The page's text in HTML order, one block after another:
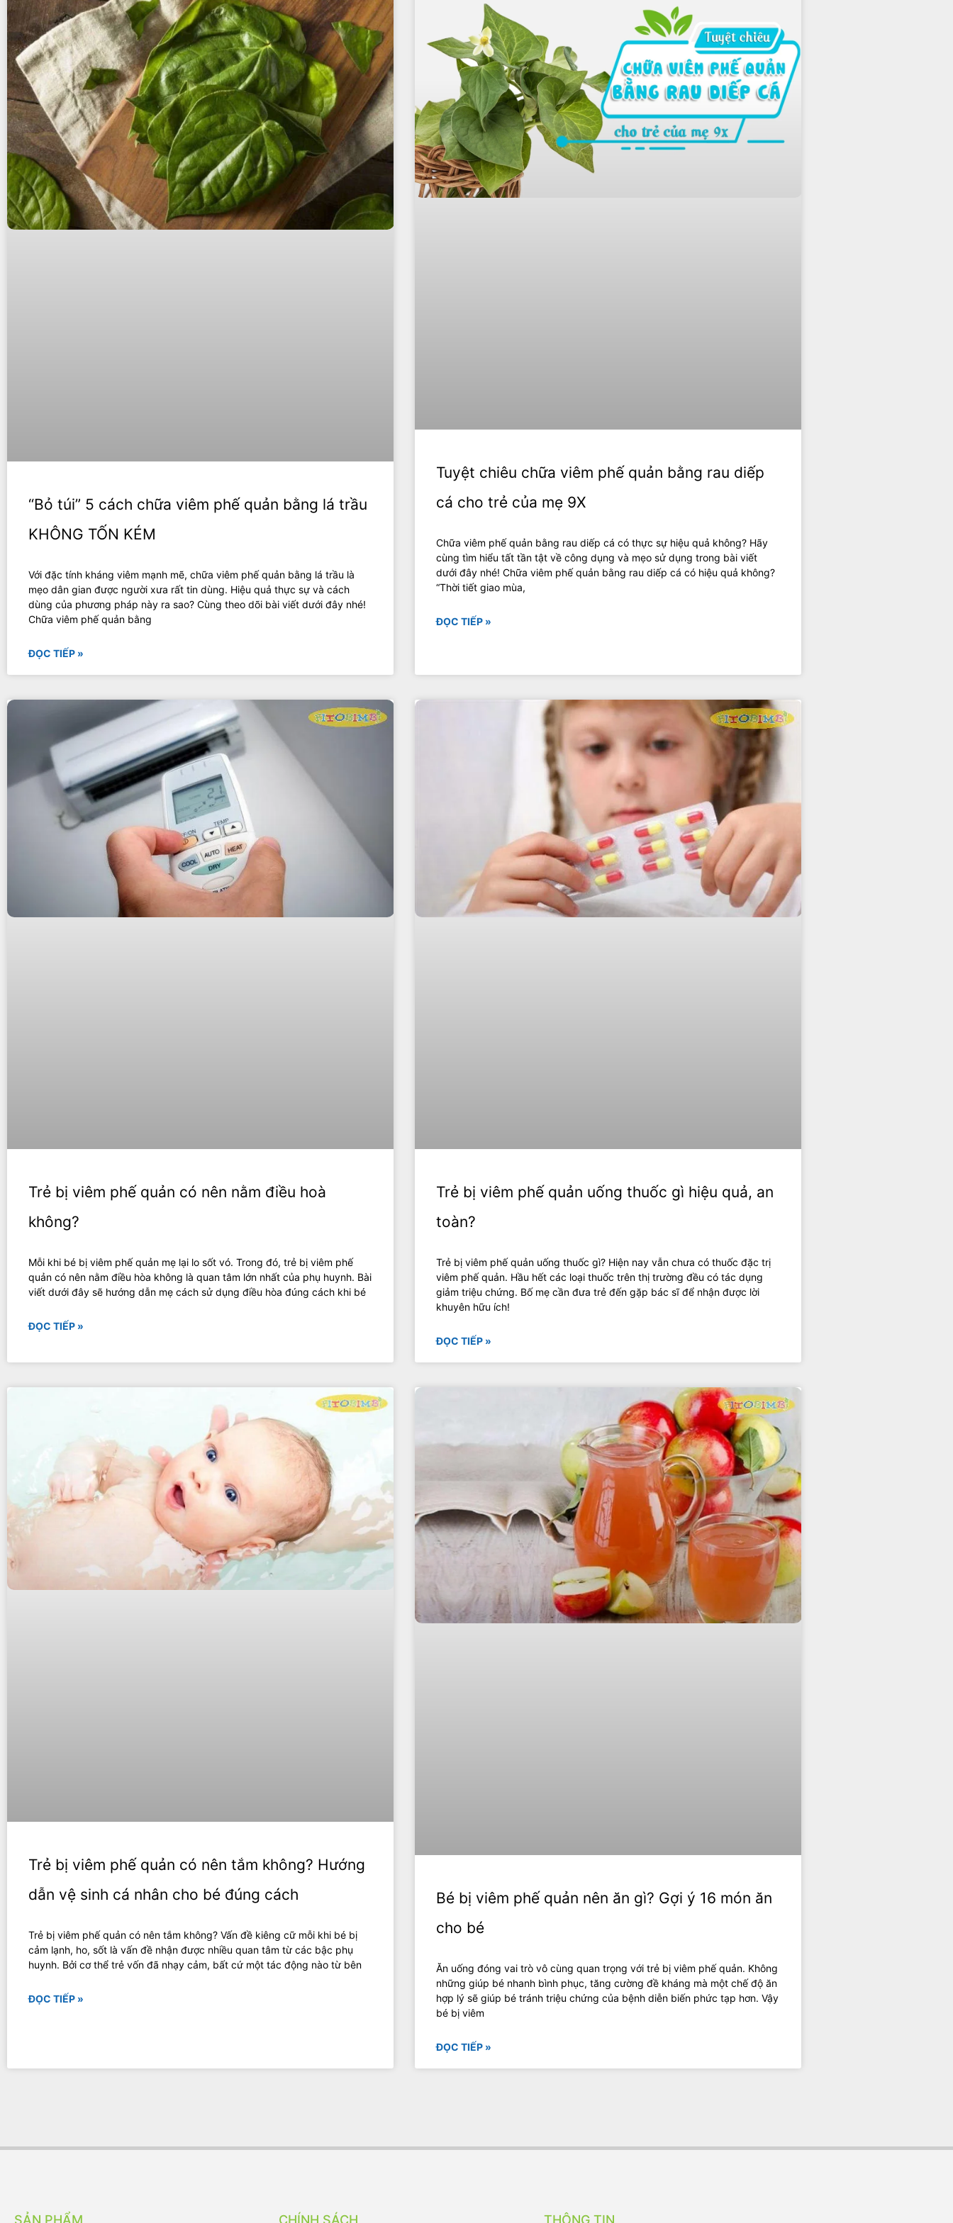
“Bỏ túi” 5 cách chữa viêm phế quản bằng lá trầu
KHÔNG TỐN KÉM
Với đặc tính kháng viêm mạnh mẽ, chữa viêm phế quản bằng lá trầu là
mẹo dân gian được người xưa rất tin dùng. Hiệu quả thực sự và cách
dùng của phương pháp này ra sao? Cùng theo dõi bài viết dưới đây nhé!
Chữa viêm phế quản bằng
ĐỌC TIẾP »
Tuyệt chiêu chữa viêm phế quản bằng rau diếp
cá cho trẻ của mẹ 9X
Chữa viêm phế quản bằng rau diếp cá có thực sự hiệu quả không? Hãy
cùng tìm hiểu tất tần tật về công dụng và mẹo sử dụng trong bài viết
dưới đây nhé! Chữa viêm phế quản bằng rau diếp cá có hiệu quả không?
“Thời tiết giao mùa,
ĐỌC TIẾP »
Trẻ bị viêm phế quản có nên nằm điều hoà
không?
Mỗi khi bé bị viêm phế quản mẹ lại lo sốt vó. Trong đó, trẻ bị viêm phế
quản có nên nằm điều hòa không là quan tâm lớn nhất của phụ huynh. Bài
viết dưới đây sẽ hướng dẫn mẹ cách sử dụng điều hòa đúng cách khi bé
ĐỌC TIẾP »
Trẻ bị viêm phế quản uống thuốc gì hiệu quả, an
toàn?
Trẻ bị viêm phế quản uống thuốc gì? Hiện nay vẫn chưa có thuốc đặc trị
viêm phế quản. Hầu hết các loại thuốc trên thị trường đều có tác dụng
giảm triệu chứng. Bố mẹ cần đưa trẻ đến gặp bác sĩ để nhận được lời
khuyên hữu ích!
ĐỌC TIẾP »
Trẻ bị viêm phế quản có nên tắm không? Hướng
dẫn vệ sinh cá nhân cho bé đúng cách
Trẻ bị viêm phế quản có nên tắm không? Vấn đề kiêng cữ mỗi khi bé bị
cảm lạnh, ho, sốt là vấn đề nhận được nhiều quan tâm từ các bậc phụ
huynh. Bởi cơ thể trẻ vốn đã nhạy cảm, bất cứ một tác động nào từ bên
ĐỌC TIẾP »
Bé bị viêm phế quản nên ăn gì? Gợi ý 16 món ăn
cho bé
Ăn uống đóng vai trò vô cùng quan trọng với trẻ bị viêm phế quản. Không
những giúp bé nhanh bình phục, tăng cường đề kháng mà một chế độ ăn
hợp lý sẽ giúp bé tránh triệu chứng của bệnh diễn biến phức tạp hơn. Vậy
bé bị viêm
ĐỌC TIẾP »
SẢN PHẨM CHÍNH SÁCH THÔNG TIN